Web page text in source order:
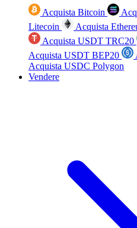
Acquista Bitcoin
Litecoin
Acquista
Acquista USDT TRC20
Acquista USDT BEP20
Acquista USDC Polygon
Vendere